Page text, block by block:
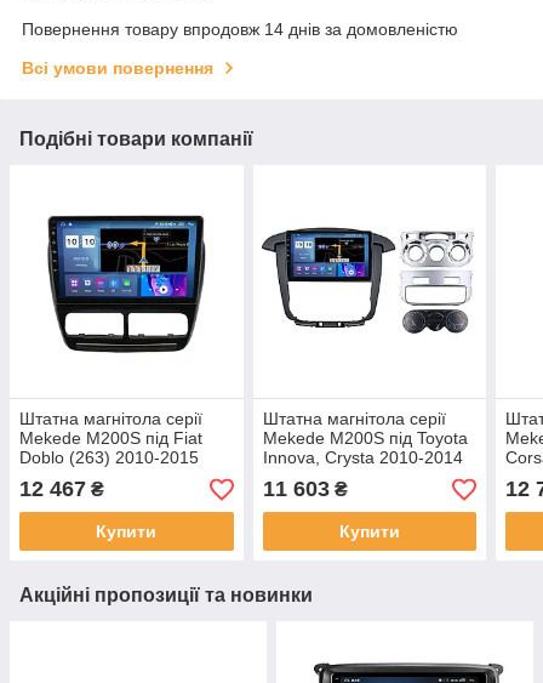
Повернення товару впродовж 14 днів за домовленістю
Всі умови повернення
Подібні товари компанії
Штатна магнітола серії
Mekede M200S під Fiat
Doblo (263) 2010-2015
Opel Combo Tour (D) 2011-
2018 (F1) 9 дюймів
12 467 ₴
Купити
Штатна магнітола серії
Mekede M200S під Toyota
Innova, Crysta 2010-2014
9 дюймів
11 603₴
Купити
12
Акційні пропозиції та новинки